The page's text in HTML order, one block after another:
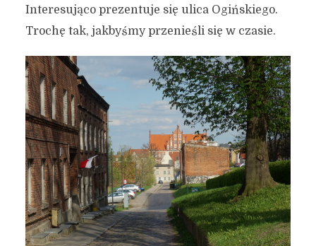
Interesująco prezentuje się ulica Ogińskiego.
Trochę tak, jakbyśmy przenieśli się w czasie.